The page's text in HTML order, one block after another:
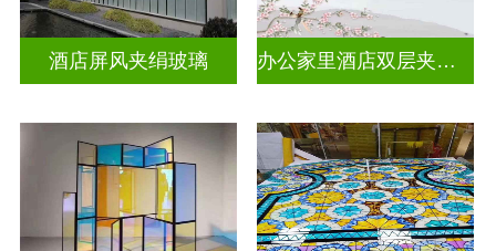
酒店屏风夹绢玻璃 办公家里酒店双层夹娟玻璃